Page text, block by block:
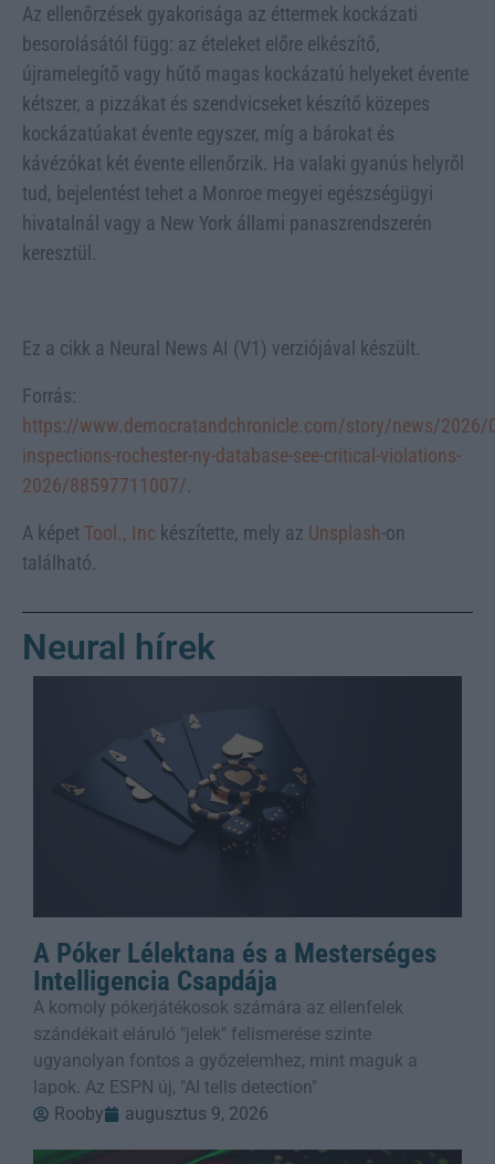
Az ellenőrzések gyakorisága az éttermek kockázati
besorolásától függ: az ételeket előre elkészítő,
újramelegítő vagy hűtő magas kockázatú helyeket évente
kétszer, a pizzákat és szendvicseket készítő közepes
kockázatúakat évente egyszer, míg a bárokat és
kávézókat két évente ellenőrzik. Ha valaki gyanús helyről
tud, bejelentést tehet a Monroe megyei egészségügyi
hivatalnál vagy a New York állami panaszrendszerén
keresztül.
Ez a cikk a Neural News AI (V1) verziójával készült.
Forrás:
https://www.democratandchronicle.com/story/news/2026/
inspections-rochester-ny-database-see-critical-violations-
2026/88597711007/.
A képet Tool., Inc készítette, mely az Unsplash-on
található.
Neural hírek
A Póker Lélektana és a Mesterséges
Intelligencia Csapdája
A komoly pókerjátékosok számára az ellenfelek
szándékait eláruló "jelek" felismerése szinte
ugyanolyan fontos a győzelemhez, mint maguk a
lapok. Az ESPN új, "AI tells detection"
Rooby
augusztus 9, 2026